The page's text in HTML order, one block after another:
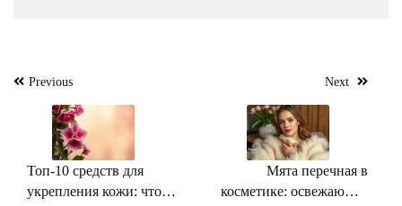
Навигация
записям
Previous
Топ-10 средств для
укрепления кожи: что
Next
Мята перечная в
косметике: освежающая